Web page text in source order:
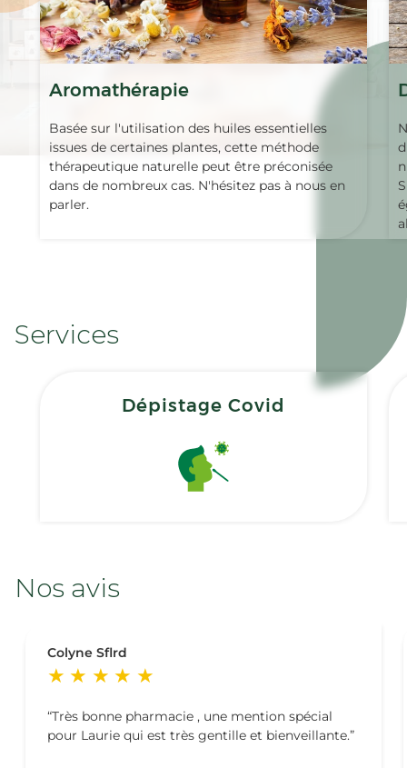
Aromathérapie
Basée sur l'utilisation des huiles essentielles
issues de certaines plantes, cette méthode
thérapeutique naturelle peut être préconisée
dans de nombreux cas. N'hésitez pas à nous en
parler.
Services
Dépistage Covid
Nos avis
Colyne Sflrd
Très bonne pharmacie , une mention spécial
pour Laurie qui est très gentille et bienveillante.